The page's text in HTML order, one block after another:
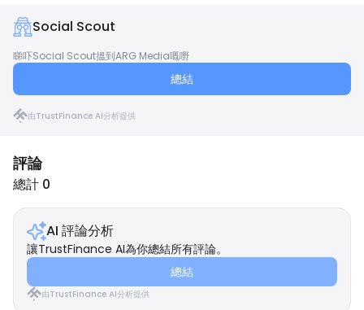
Social Scout
睇吓Social Scout搵到ARG Media嘅嘢
總結
由TrustFinance AI分析提供
評論
總計 0
AI 評論分析
讓TrustFinance AI為你總結所有評論。
總結
由TrustFinance AI分析提供